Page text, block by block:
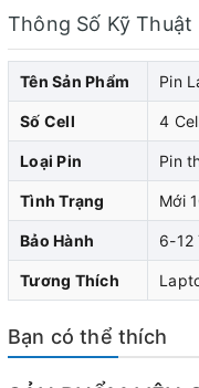
Pin laptop HP đóng
cấp năng lượng cho
hp của bạn bắt đầu
làm cong vênh
Thông Số Kỹ Thuật
Tên Sản Phẩm Pin
Số Cell 4
Loại Pin Pin
Tình Trạng Mới
Bảo Hành 6-12
Tương Thích
Bạn có thể thích